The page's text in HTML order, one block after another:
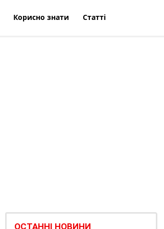
Корисно знати Статті
ОСТАННІ НОВИНИ